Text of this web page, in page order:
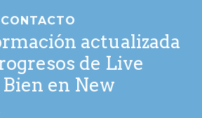
actualizada
de Live
en New